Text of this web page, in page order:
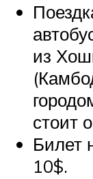
из
стоит
Билет
10$.